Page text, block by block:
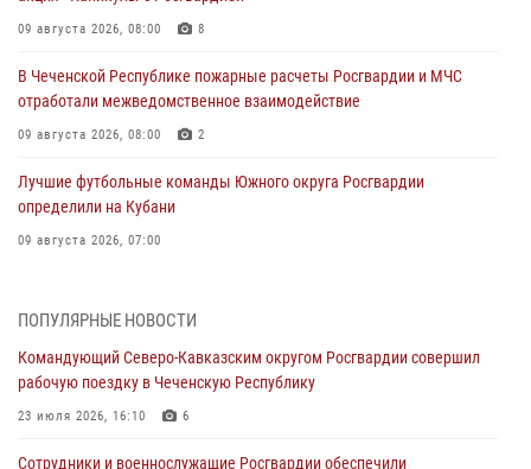
09 августа 2026, 08:00 8
В Чеченской Республике пожарные расчеты Росгвардии и МЧС
отработали межведомственное взаимодействие
09 августа 2026, 08:00 2
Лучшие футбольные команды Южного округа Росгвардии
определили на Кубани
09 августа 2026, 07:00
(видео)
Росгвардейцы провели занятие по стрелковой подготовке для
воспитанников Центра детского, юношеского туризма и
ПОПУЛЯРНЫЕ НОВОСТИ
Командующий Северо-Кавказским округом Росгвардии совершил
рабочую поездку в Чеченскую Республику
23 июля 2026, 16:10 6
Сотрудники и военнослужащие Росгвардии обеспечили